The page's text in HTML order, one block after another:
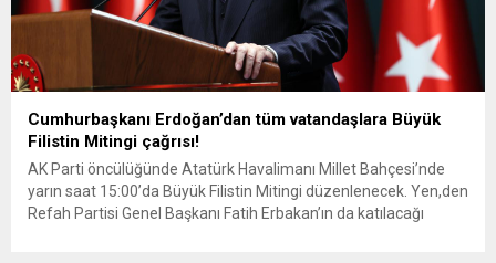
Cumhurbaşkanı Erdoğan’dan tüm vatandaşlara Büyük
Filistin Mitingi çağrısı!
AK Parti öncülüğünde Atatürk Havalimanı Millet Bahçesi’nde
yarın saat 15:00’da Büyük Filistin Mitingi düzenlenecek. Yen,den
Refah Partisi Genel Başkanı Fatih Erbakan’ın da katılacağı